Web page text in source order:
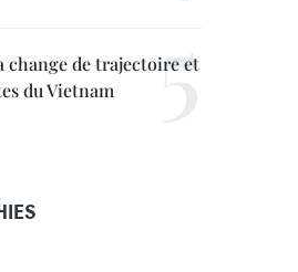
change de trajectoire et
du Vietnam